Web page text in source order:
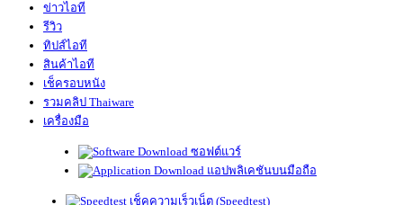
ข่าวไอที
รีวิว
ทิปส์ไอที
สินค้าไอที
เช็ครอบหนัง
รวมคลิป Thaiware
เครื่องมือ
ซอฟต์แวร์
แอปพลิเคชันบนมือถือ
เช็คความเร็วเน็ต (Speedtest)